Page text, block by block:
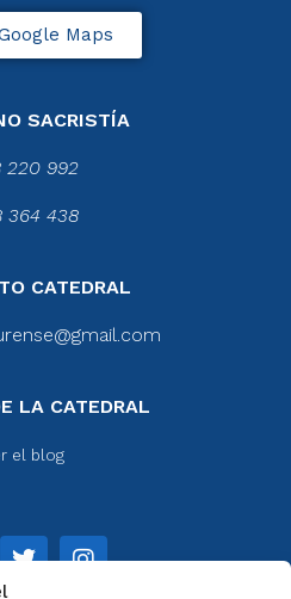
Maps
SACRISTÍA
220 992
364 438
CATEDRAL
LA CATEDRAL
el blog